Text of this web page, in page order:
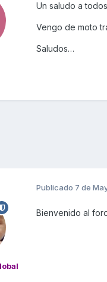
Un saludo a
Vengo de moto
Saludos…
Publicado 7 de
Bienvenido al